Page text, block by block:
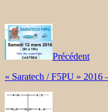
Précédent
« Saratech / F5PU »